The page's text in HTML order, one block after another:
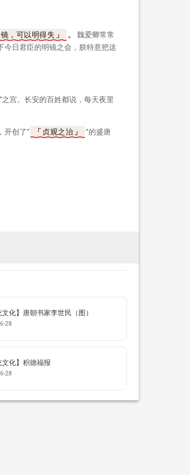
，可以明得失 。
魏爱卿常常
今日君臣的明镜之会，朕特意把这
宫。长安的百姓都说，每天夜里
开创了“ 贞观之治
”的盛唐
文化】唐朝书家李世民（图）
28
文化】积德福报
28